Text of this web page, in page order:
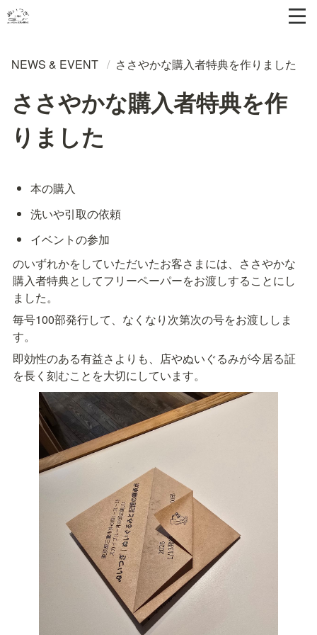
NEWS & EVENT / ささやかな購入者特典を作りました
ささやかな購入者特典を作
りました
本の購入
洗いや引取の依頼
イベントの参加
のいずれかをしていただいたお客さまには、ささやかな
購入者特典としてフリーペーパーをお渡しすることにし
ました。
毎号100部発行して、なくなり次第次の号をお渡ししま
す。
即効性のある有益さよりも、店やぬいぐるみが今居る証
を長く刻むことを大切にしています。